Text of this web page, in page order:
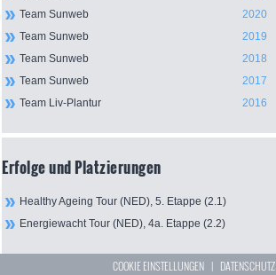
Team Sunweb
2020
Team Sunweb
2019
Team Sunweb
2018
Team Sunweb
2017
Team Liv-Plantur
2016
Erfolge und Platzierungen
Healthy Ageing Tour (NED), 5. Etappe (2.1)
Energiewacht Tour (NED), 4a. Etappe (2.2)
COOKIE EINSTELLUNGEN | DATENSCHUTZ